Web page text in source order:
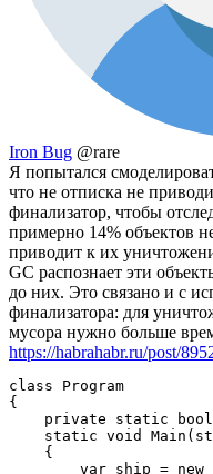
Iron Bug @rare
Я попытался
что не отписка не
финализатор, чтобы
примерно 14% объектов
приводит к их
GC распознает эти
до них. Это связано и с
финализатора: для
мусора нужно больше
https://habrahabr.ru/post/
class Program
{
private static
static void
    {
var ship = new